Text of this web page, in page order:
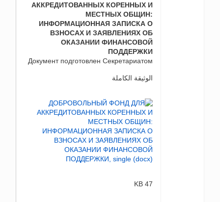
АККРЕДИТОВАННЫХ КОРЕННЫХ И
МЕСТНЫХ ОБЩИН:
ИНФОРМАЦИОННАЯ ЗАПИСКА О
ВЗНОСАХ И ЗАЯВЛЕНИЯХ ОБ
ОКАЗАНИИ ФИНАНСОВОЙ
ПОДДЕРЖКИ
Документ подготовлен Секретариатом
الوثيقة الكاملة
47 KB